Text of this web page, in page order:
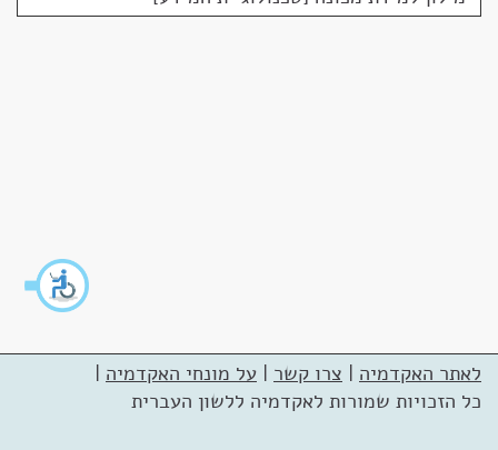
לאתר האקדמיה | צרו קשר | על מונחי האקדמיה |
כל הזכויות שמורות לאקדמיה ללשון העברית